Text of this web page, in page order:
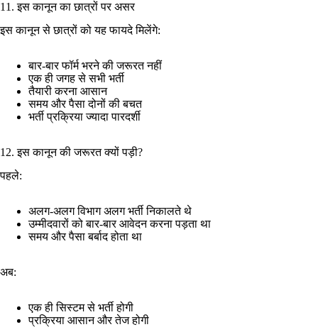
11. इस कानून का छात्रों पर असर
इस कानून से छात्रों को यह फायदे मिलेंगे:
बार-बार फॉर्म भरने की जरूरत नहीं
एक ही जगह से सभी भर्ती
तैयारी करना आसान
समय और पैसा दोनों की बचत
भर्ती प्रक्रिया ज्यादा पारदर्शी
12. इस कानून की जरूरत क्यों पड़ी?
पहले:
अलग-अलग विभाग अलग भर्ती निकालते थे
उम्मीदवारों को बार-बार आवेदन करना पड़ता था
समय और पैसा बर्बाद होता था
अब:
एक ही सिस्टम से भर्ती होगी
प्रक्रिया आसान और तेज होगी